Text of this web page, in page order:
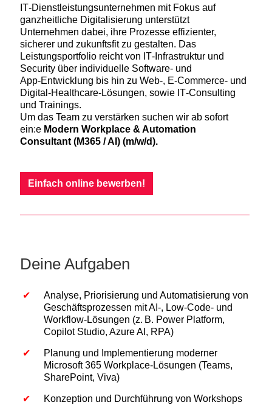
IT‑Dienstleistungsunternehmen mit Fokus auf
ganzheitliche Digitalisierung unterstützt
Unternehmen dabei, ihre Prozesse effizienter,
sicherer und zukunftsfit zu gestalten. Das
Leistungsportfolio reicht von IT‑Infrastruktur und
Security über individuelle Software‑ und
App‑Entwicklung bis hin zu Web‑, E‑Commerce‑ und
Digital‑Healthcare‑Lösungen, sowie IT‑Consulting
und Trainings.
Um das Team zu verstärken suchen wir ab sofort
ein:e Modern Workplace & Automation
Consultant (M365 / AI) (m/w/d).
Einfach online bewerben!
Deine Aufgaben
Analyse, Priorisierung und Automatisierung von
Geschäftsprozessen mit AI-, Low-Code- und
Workflow-Lösungen (z. B. Power Platform,
Copilot Studio, Azure AI, RPA)
Planung und Implementierung moderner
Microsoft 365 Workplace-Lösungen (Teams,
SharePoint, Viva)
Konzeption und Durchführung von Workshops